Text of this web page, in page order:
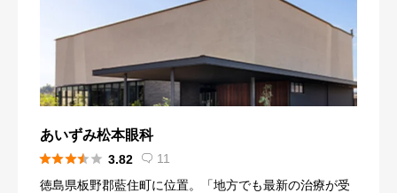
あいずみ松本眼科
 3.82  11
徳島県板野郡藍住町に位置。「地方でも最新の治療が受